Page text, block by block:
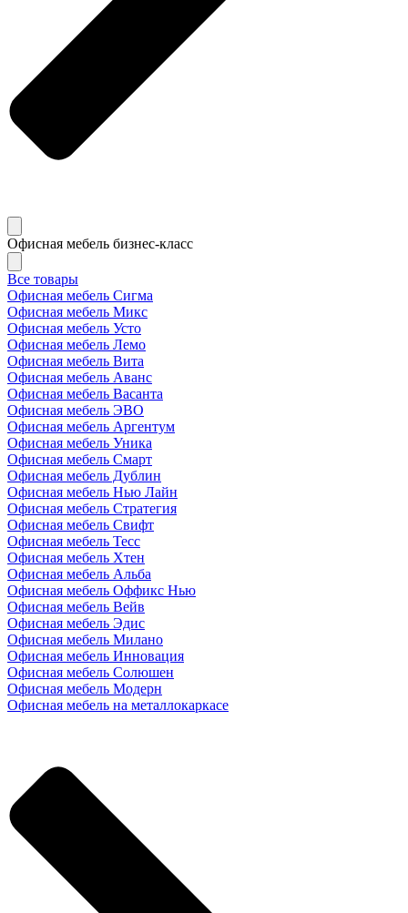
Офисная мебель бизнес-класс
Все товары
Офисная мебель Сигма
Офисная мебель Микс
Офисная мебель Усто
Офисная мебель Лемо
Офисная мебель Вита
Офисная мебель Аванс
Офисная мебель Васанта
Офисная мебель ЭВО
Офисная мебель Аргентум
Офисная мебель Уника
Офисная мебель Смарт
Офисная мебель Дублин
Офисная мебель Нью Лайн
Офисная мебель Стратегия
Офисная мебель Свифт
Офисная мебель Тесс
Офисная мебель Хтен
Офисная мебель Альба
Офисная мебель Оффикс Нью
Офисная мебель Вейв
Офисная мебель Эдис
Офисная мебель Милано
Офисная мебель Инновация
Офисная мебель Солюшен
Офисная мебель Модерн
Офисная мебель на металлокаркасе